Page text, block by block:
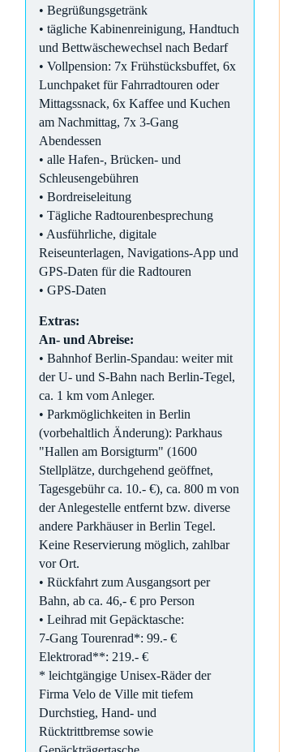
• Begrüßungsgetränk
• tägliche Kabinenreinigung, Handtuch
und Bettwäschewechsel nach Bedarf
• Vollpension: 7x Frühstücksbuffet, 6x
Lunchpaket für Fahrradtouren oder
Mittagssnack, 6x Kaffee und Kuchen
am Nachmittag, 7x 3-Gang
Abendessen
• alle Hafen-, Brücken- und
Schleusengebühren
• Bordreiseleitung
• Tägliche Radtourenbesprechung
• Ausführliche, digitale
Reiseunterlagen, Navigations-App und
GPS-Daten für die Radtouren
• GPS-Daten
Extras:
An- und Abreise:
• Bahnhof Berlin-Spandau: weiter mit
der U- und S-Bahn nach Berlin-Tegel,
ca. 1 km vom Anleger.
• Parkmöglichkeiten in Berlin
(vorbehaltlich Änderung): Parkhaus
"Hallen am Borsigturm" (1600
Stellplätze, durchgehend geöffnet,
Tagesgebühr ca. 10.- €), ca. 800 m von
der Anlegestelle entfernt bzw. diverse
andere Parkhäuser in Berlin Tegel.
Keine Reservierung möglich, zahlbar
vor Ort.
• Rückfahrt zum Ausgangsort per
Bahn, ab ca. 46,- € pro Person
• Leihrad mit Gepäcktasche:
7-Gang Tourenrad*: 99.- €
Elektrorad**: 219.- €
* leichtgängige Unisex-Räder der
Firma Velo de Ville mit tiefem
Durchstieg, Hand- und
Rücktrittbremse sowie